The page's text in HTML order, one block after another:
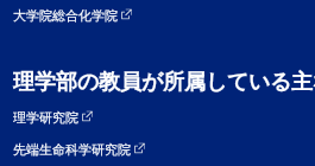
大学院総合化学院
理学部の教員が所属している
理学研究院
先端生命科学研究院